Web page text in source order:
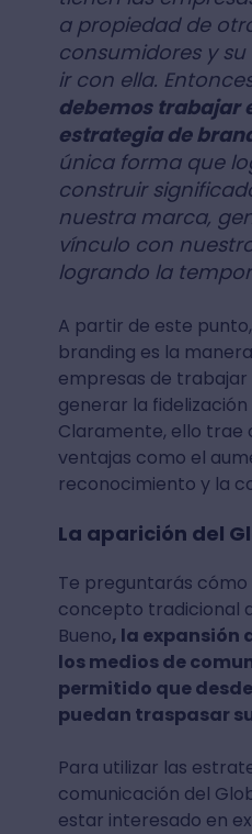
a propiedad de
consumidores y
ir con ella.
debemos trabajar
estrategia de
única forma que
construir
nuestra marca,
vínculo con
logrando la
A partir de este
branding es la
empresas de
generar la
Claramente, ello trae
ventajas como el
reconocimiento y la
La aparición del
Te preguntarás
concepto tradicional
Bueno, la expansión
los medios de
permitido que
puedan traspasar
Para utilizar las
comunicación del
estar interesado en